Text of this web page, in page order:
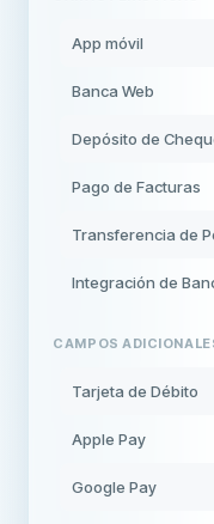
App móvil
Banca Web
Depósito de
Pago de Facturas
Transferencia de
Integración de
CAMPOS
Tarjeta de Débito
Apple Pay
Google Pay